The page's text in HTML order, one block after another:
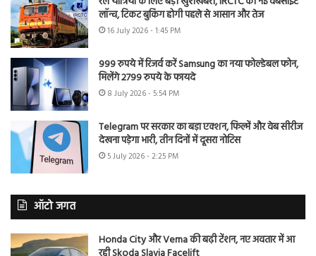
लॉन्च, टिकट बुकिंग होगी पहले से आसान और तेज
16 July 2026 - 1:45 PM
999 रुपये में रिजर्व करें Samsung का नया फोल्डेबल फोन,
मिलेंगे 2799 रुपये के फायदे
8 July 2026 - 5:54 PM
Telegram पर सरकार का बड़ा एक्शन, फिल्में और वेब सीरीज
देखना पड़ेगा भारी, तीन दिनों में दूसरा नोटिस
5 July 2026 - 2:25 PM
ऑटो जगत
Honda City और Verna की बढ़ी टेंशन, नए अवतार में आ